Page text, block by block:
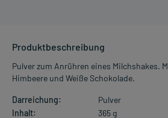
Produktbeschreibung
Pulver zum Anrühren eines Milchshakes.
Himbeere und Weiße Schokolade.
Darreichung:
Pulver
Inhalt:
365 g